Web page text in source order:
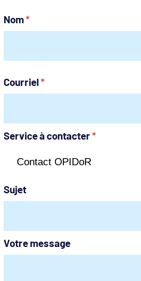
Nom*
Courriel*
Service à contacter*
Sujet
Votre message